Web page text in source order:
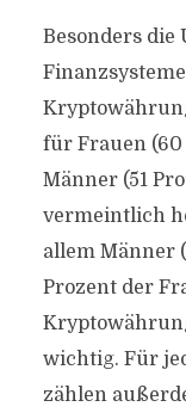
Besonders die
für Frauen
Männer (51
vermeintlich
allem Männer
Prozent der
wichtig. Für
zählen